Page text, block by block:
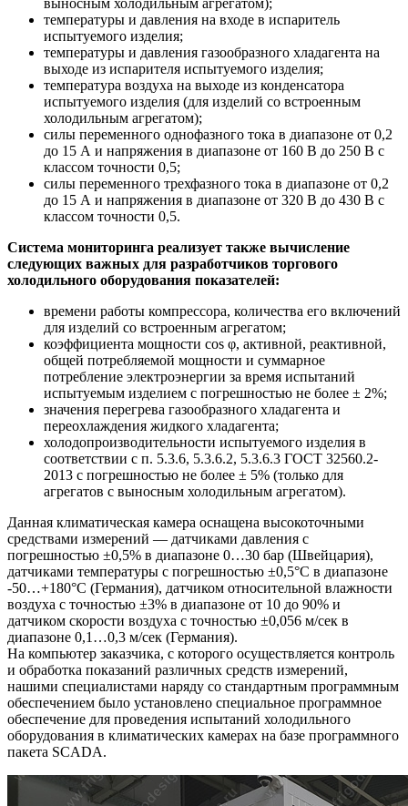
температуры и давления на входе в испаритель
испытуемого изделия;
температуры и давления газообразного хладагента на
выходе из испарителя испытуемого изделия;
температура воздуха на выходе из конденсатора
испытуемого изделия (для изделий со встроенным
холодильным агрегатом);
силы переменного однофазного тока в диапазоне от 0,2
до 15 А и напряжения в диапазоне от 160 В до 250 В с
классом точности 0,5;
силы переменного трехфазного тока в диапазоне от 0,2
до 15 А и напряжения в диапазоне от 320 В до 430 В с
классом точности 0,5.
Система мониторинга реализует также вычисление
следующих важных для разработчиков торгового
холодильного оборудования показателей:
времени работы компрессора, количества его включений
для изделий со встроенным агрегатом;
коэффициента мощности cos φ, активной, реактивной,
общей потребляемой мощности и суммарное
потребление электроэнергии за время испытаний
испытуемым изделием с погрешностью не более ± 2%;
значения перегрева газообразного хладагента и
переохлаждения жидкого хладагента;
холодопроизводительности испытуемого изделия в
соответствии с п. 5.3.6, 5.3.6.2, 5.3.6.3 ГОСТ 32560.2-
2013 с погрешностью не более ± 5% (только для
агрегатов с выносным холодильным агрегатом).
Данная климатическая камера оснащена высокоточными
средствами измерений — датчиками давления с
погрешностью ±0,5% в диапазоне 0…30 бар (Швейцария),
датчиками температуры с погрешностью ±0,5°С в диапазоне
-50…+180°С (Германия), датчиком относительной влажности
воздуха с точностью ±3% в диапазоне от 10 до 90% и
датчиком скорости воздуха с точностью ±0,056 м/сек в
диапазоне 0,1…0,3 м/сек (Германия).
На компьютер заказчика, с которого осуществляется контроль
и обработка показаний различных средств измерений,
нашими специалистами наряду со стандартным программным
обеспечением было установлено специальное программное
обеспечение для проведения испытаний холодильного
оборудования в климатических камерах на базе программного
пакета SCADA.